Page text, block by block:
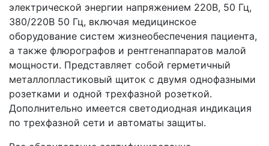
электрической энергии напряжением 220В, 50 Гц,
380/220В 50 Гц, включая медицинское
оборудование систем жизнеобеспечения пациента,
а также флюрографов и рентгенаппаратов малой
мощности. Представляет собой герметичный
металлопластиковый щиток с двумя однофазными
розетками и одной трехфазной розеткой.
Дополнительно имеется светодиодная индикация
по трехфазной сети и автоматы защиты.